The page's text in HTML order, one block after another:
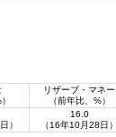
リザーブ・マネー
（前年比、%）
）
16.0
（16年10月28日）